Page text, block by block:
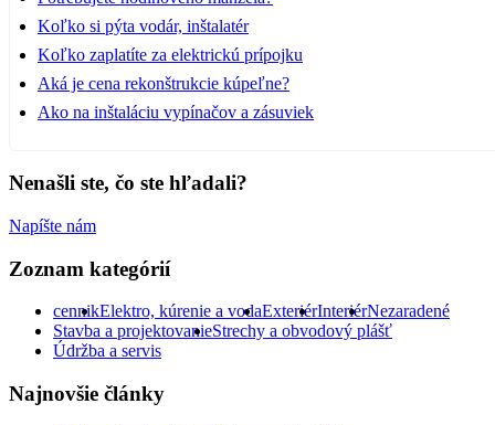
Koľko si pýta vodár, inštalatér
Koľko zaplatíte za elektrickú prípojku
Aká je cena rekonštrukcie kúpeľne?
Ako na inštaláciu vypínačov a zásuviek
Nenašli ste, čo ste hľadali?
Napíšte nám
Zoznam kategórií
cennikElektro, kúrenie a vodaExteriérInteriérNezaradené
Stavba a projektovanieStrechy a obvodový plášť
Údržba a servis
Najnovšie články